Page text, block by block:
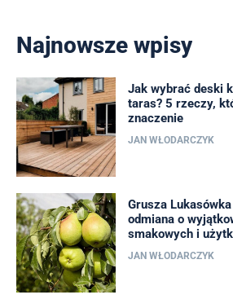
Najnowsze wpisy
Jak wybrać deski
taras? 5 rzeczy,
znaczenie
JAN WŁODARCZYK
Grusza
odmiana o
smakowych i
JAN WŁODARCZYK